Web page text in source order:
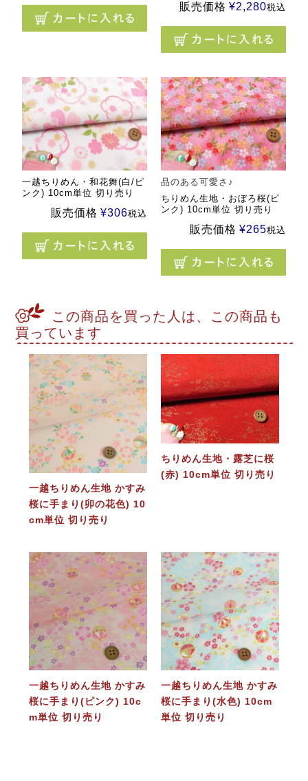
販売価格 ¥2,280税込
一越ちりめん・和花舞(白/ピ
ンク) 10cm単位 切り売り
販売価格 ¥306税込
品のある可愛さ♪
ちりめん生地・おぼろ桜(ピ
ンク) 10cm単位 切り売り
販売価格 ¥265税込
この商品を買った人は、この商品も
買っています
一越ちりめん生地 かすみ
桜に手まり(卯の花色) 10
cm単位 切り売り
ちりめん生地・露芝に桜
(赤) 10cm単位 切り売り
一越ちりめん生地 かすみ
桜に手まり(ピンク) 10c
m単位 切り売り
一越ちりめん生地 かすみ
桜に手まり(水色) 10cm
単位 切り売り